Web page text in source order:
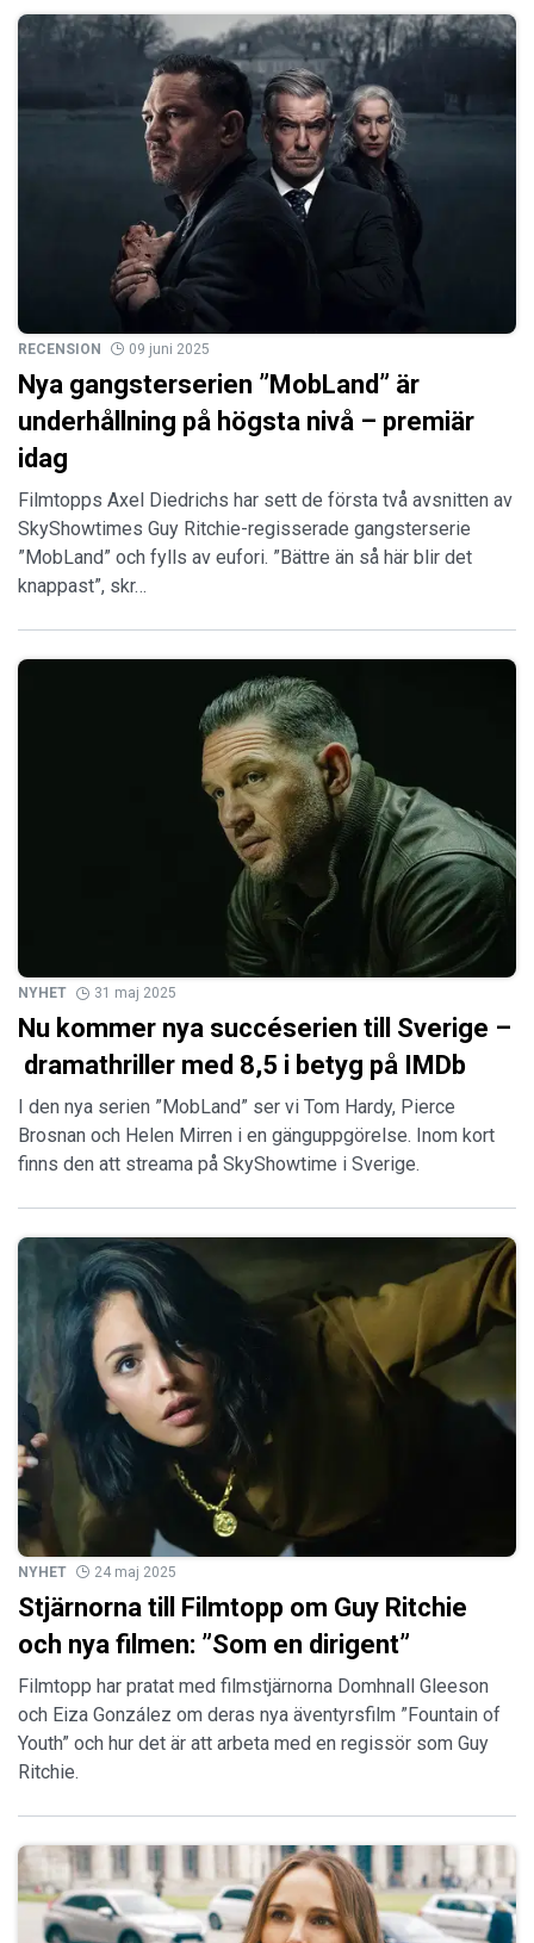
RECENSION 09 juni 2025
Nya gangsterserien ”MobLand” är
underhållning på högsta nivå – premiär
idag
Filmtopps Axel Diedrichs har sett de första två avsnitten av
SkyShowtimes Guy Ritchie-regisserade gangsterserie
”MobLand” och fylls av eufori. ”Bättre än så här blir det
knappast”, skr…
NYHET 31 maj 2025
Nu kommer nya succéserien till Sverige –
dramathriller med 8,5 i betyg på IMDb
I den nya serien ”MobLand” ser vi Tom Hardy, Pierce
Brosnan och Helen Mirren i en gänguppgörelse. Inom kort
finns den att streama på SkyShowtime i Sverige.
NYHET 24 maj 2025
Stjärnorna till Filmtopp om Guy Ritchie
och nya filmen: ”Som en dirigent”
Filmtopp har pratat med filmstjärnorna Domhnall Gleeson
och Eiza González om deras nya äventyrsfilm ”Fountain of
Youth” och hur det är att arbeta med en regissör som Guy
Ritchie.